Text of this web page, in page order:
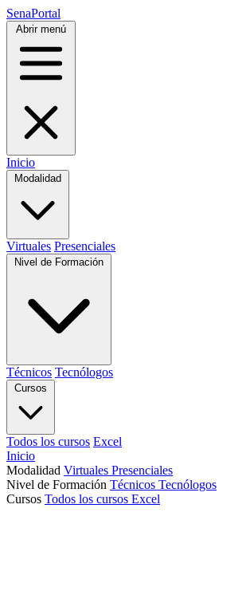
SenaPortal
Abrir menú
Inicio
Virtuales Presenciales
Técnicos Tecnólogos
Todos los cursos Excel
Inicio
Modalidad Virtuales Presenciales
Nivel de Formación Técnicos Tecnólogos
Cursos Todos los cursos Excel